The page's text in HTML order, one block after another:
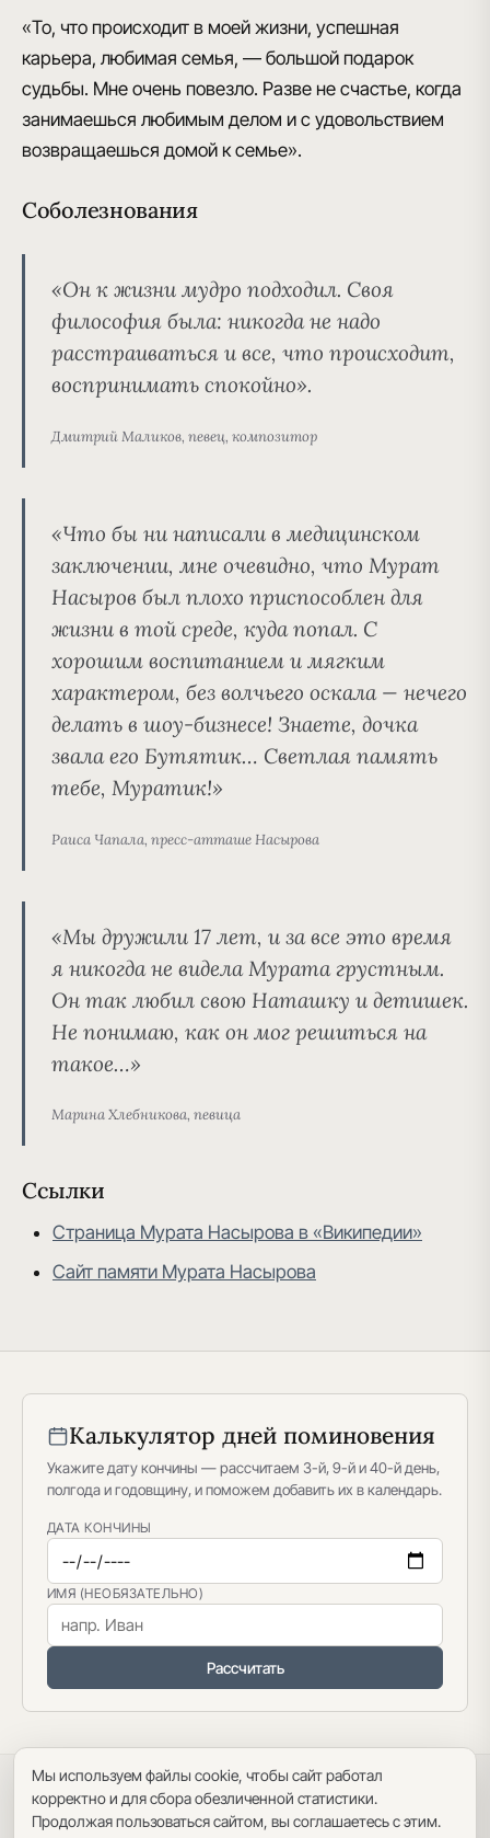
«То, что происходит в моей жизни, успешная
карьера, любимая семья, — большой подарок
судьбы. Мне очень повезло. Разве не счастье, когда
занимаешься любимым делом и с удовольствием
возвращаешься домой к семье».
Соболезнования
«Он к жизни мудро подходил. Своя
философия была: никогда не надо
расстраиваться и все, что происходит,
воспринимать спокойно».
Дмитрий Маликов, певец, композитор
«Что бы ни написали в медицинском
заключении, мне очевидно, что Мурат
Насыров был плохо приспособлен для
жизни в той среде, куда попал. С
хорошим воспитанием и мягким
характером, без волчьего оскала — нечего
делать в шоу-бизнесе! Знаете, дочка
звала его Бутятик… Светлая память
тебе, Муратик!»
Раиса Чапала, пресс-атташе Насырова
«Мы дружили 17 лет, и за все это время
я никогда не видела Мурата грустным.
Он так любил свою Наташку и детишек.
Не понимаю, как он мог решиться на
такое…»
Марина Хлебникова, певица
Ссылки
Страница Мурата Насырова в «Википедии»
Сайт памяти Мурата Насырова
Калькулятор дней поминовения
Укажите дату кончины — рассчитаем 3-й, 9-й и 40-й день,
полгода и годовщину, и поможем добавить их в календарь.
ДАТА КОНЧИНЫ
ИМЯ (НЕОБЯЗАТЕЛЬНО)
Рассчитать
Политика конфиденциальности Пользовательское соглашение
Карта сайта
Мы используем файлы cookie, чтобы сайт работал
корректно и для сбора обезличенной статистики.
Продолжая пользоваться сайтом, вы соглашаетесь с этим.